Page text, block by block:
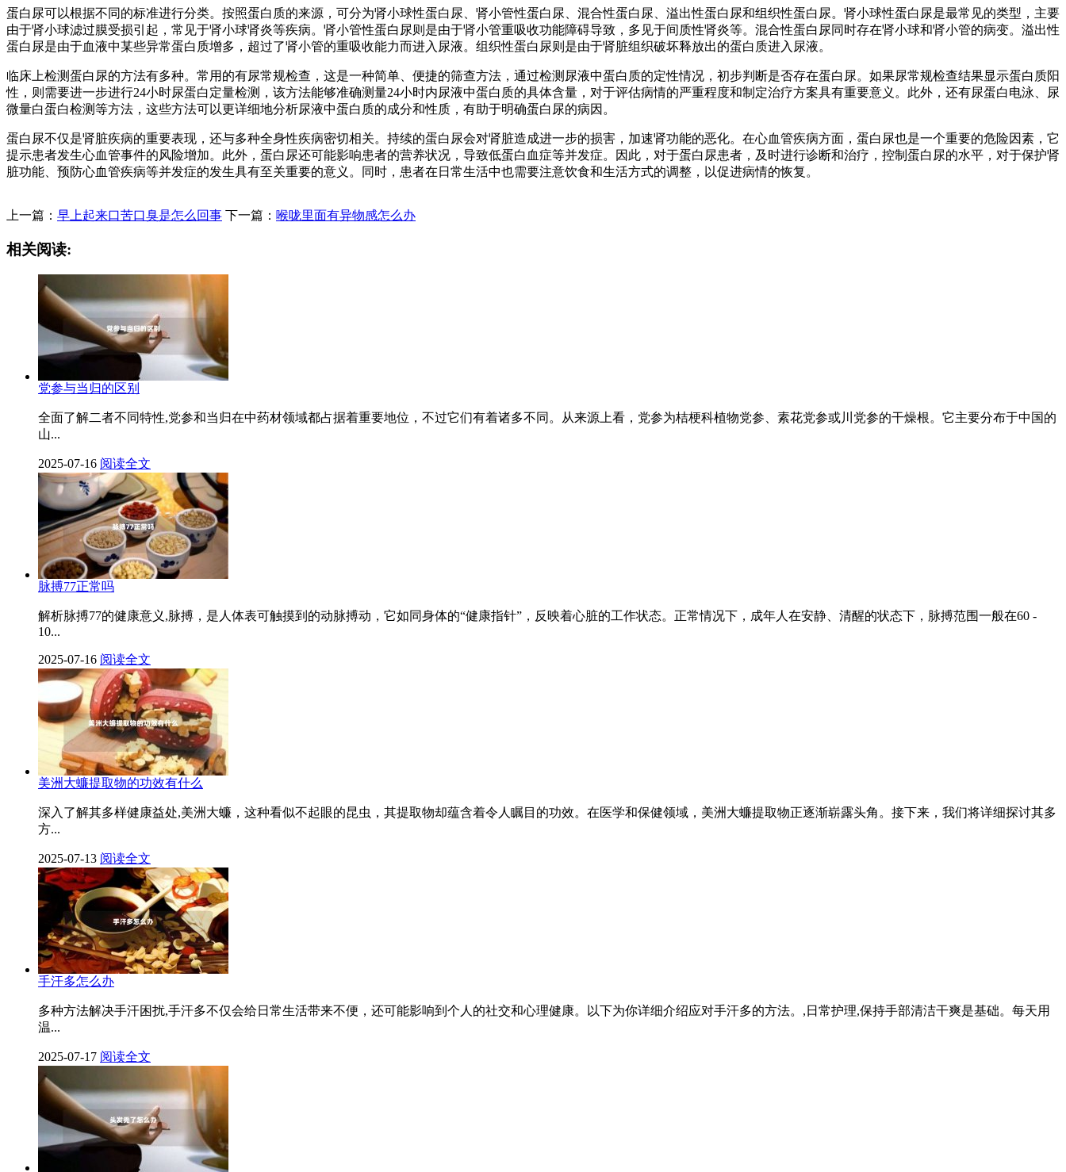
蛋白尿可以根据不同的标准进行分类。按照蛋白质的来源，可分为肾小球性蛋白尿、肾小管性蛋白尿、混合性蛋白尿、溢出性蛋白尿和组织性蛋白尿。肾小球性蛋白尿是最常见的类型，主要
由于肾小球滤过膜受损引起，常见于肾小球肾炎等疾病。肾小管性蛋白尿则是由于肾小管重吸收功能障碍导致，多见于间质性肾炎等。混合性蛋白尿同时存在肾小球和肾小管的病变。溢出性
蛋白尿是由于血液中某些异常蛋白质增多，超过了肾小管的重吸收能力而进入尿液。组织性蛋白尿则是由于肾脏组织破坏释放出的蛋白质进入尿液。
临床上检测蛋白尿的方法有多种。常用的有尿常规检查，这是一种简单、便捷的筛查方法，通过检测尿液中蛋白质的定性情况，初步判断是否存在蛋白尿。如果尿常规检查结果显示蛋白质阳
性，则需要进一步进行24小时尿蛋白定量检测，该方法能够准确测量24小时内尿液中蛋白质的具体含量，对于评估病情的严重程度和制定治疗方案具有重要意义。此外，还有尿蛋白电泳、尿
微量白蛋白检测等方法，这些方法可以更详细地分析尿液中蛋白质的成分和性质，有助于明确蛋白尿的病因。
蛋白尿不仅是肾脏疾病的重要表现，还与多种全身性疾病密切相关。持续的蛋白尿会对肾脏造成进一步的损害，加速肾功能的恶化。在心血管疾病方面，蛋白尿也是一个重要的危险因素，它
提示患者发生心血管事件的风险增加。此外，蛋白尿还可能影响患者的营养状况，导致低蛋白血症等并发症。因此，对于蛋白尿患者，及时进行诊断和治疗，控制蛋白尿的水平，对于保护肾
脏功能、预防心血管疾病等并发症的发生具有至关重要的意义。同时，患者在日常生活中也需要注意饮食和生活方式的调整，以促进病情的恢复。
上一篇： 早上起来口苦口臭是怎么回事 下一篇： 喉咙里面有异物感怎么办
相关阅读:
党参与当归的区别
全面了解二者不同特性,党参和当归在中药材领域都占据着重要地位，不过它们有着诸多不同。从来源上看，党参为桔梗科植物党参、素花党参或川党参的干燥根。它主要分布于中国的
山...
2025-07-16 阅读全文
脉搏77正常吗
解析脉搏77的健康意义,脉搏，是人体表可触摸到的动脉搏动，它如同身体的“健康指针”，反映着心脏的工作状态。正常情况下，成年人在安静、清醒的状态下，脉搏范围一般在60 -
10...
2025-07-16 阅读全文
美洲大蠊提取物的功效有什么
深入了解其多样健康益处,美洲大蠊，这种看似不起眼的昆虫，其提取物却蕴含着令人瞩目的功效。在医学和保健领域，美洲大蠊提取物正逐渐崭露头角。接下来，我们将详细探讨其多
方...
2025-07-13 阅读全文
手汗多怎么办
多种方法解决手汗困扰,手汗多不仅会给日常生活带来不便，还可能影响到个人的社交和心理健康。以下为你详细介绍应对手汗多的方法。,日常护理,保持手部清洁干爽是基础。每天用
温...
2025-07-17 阅读全文